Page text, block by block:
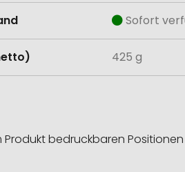
Sofort
425 g
Produkt bedruckbaren